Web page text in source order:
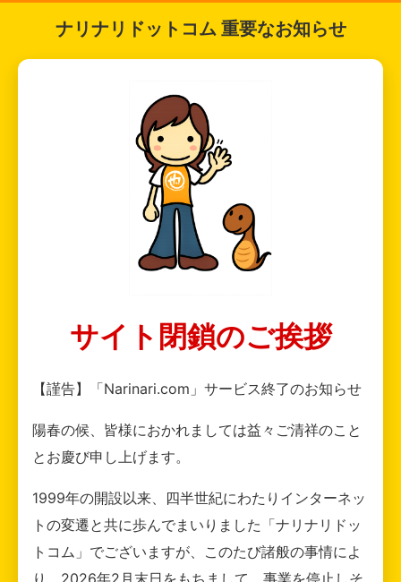
ナリナリドットコム 重要なお知らせ
サイト閉鎖のご挨拶
【謹告】「Narinari.com」サービス終了のお知らせ
陽春の候、皆様におかれましては益々ご清祥のこと
とお慶び申し上げます。
1999年の開設以来、四半世紀にわたりインターネッ
トの変遷と共に歩んでまいりました「ナリナリドッ
トコム」でございますが、このたび諸般の事情によ